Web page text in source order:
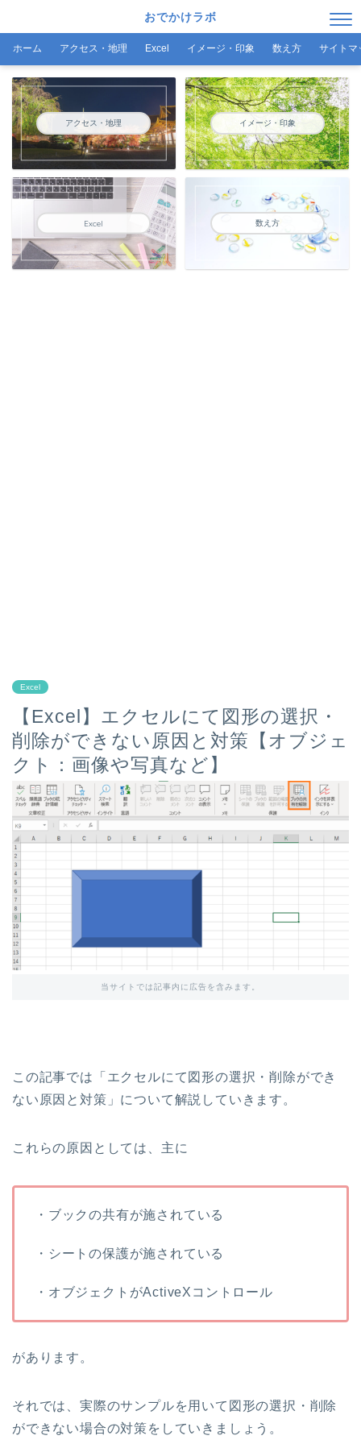
おでかけラボ
ホーム アクセス・地理 Excel イメージ・印象 数え方 サイトマ
アクセス・地理 イメージ・印象
Excel 数え方
Excel
【Excel】エクセルにて図形の選択・
削除ができない原因と対策【オブジェ
クト：画像や写真など】
当サイトでは記事内に広告を含みます。
この記事では「エクセルにて図形の選択・削除ができ
ない原因と対策」について解説していきます。
これらの原因としては、主に
・ブックの共有が施されている
・シートの保護が施されている
・オブジェクトがActiveXコントロール
があります。
それでは、実際のサンプルを用いて図形の選択・削除
ができない場合の対策をしていきましょう。